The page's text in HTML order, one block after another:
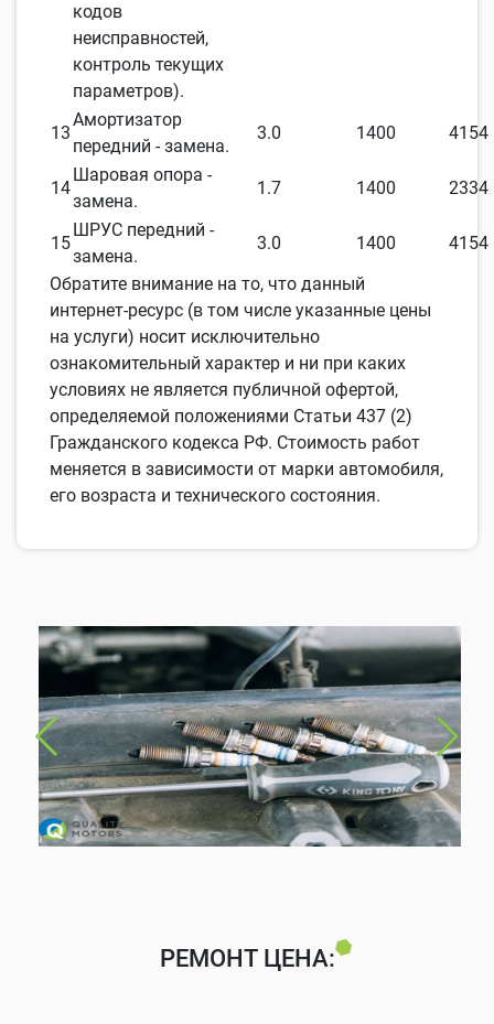
кодов
неисправностей,
контроль текущих
параметров).
13
Амортизатор
передний - замена.
3.0 1400 4154
14
Шаровая опора -
замена.
1.7 1400 2334
15
ШРУС передний -
замена.
3.0 1400
4154
Обратите внимание на то, что данный
интернет-ресурс (в том числе указанные цены
на услуги) носит исключительно
ознакомительный характер и ни при каких
условиях не является публичной офертой,
определяемой положениями Статьи 437 (2)
Гражданского кодекса РФ. Стоимость работ
меняется в зависимости от марки автомобиля,
его возраста и технического состояния.
РЕМОНТ ЦЕНА: